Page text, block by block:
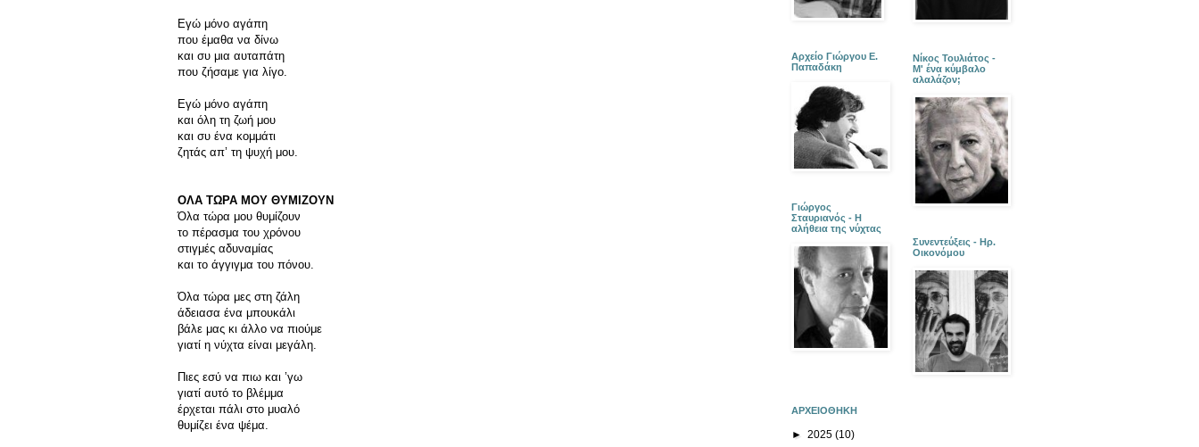
Εγώ μόνο αγάπη
που έμαθα να δίνω
και συ μια αυταπάτη
που ζήσαμε για λίγο.
Εγώ μόνο αγάπη
και όλη τη ζωή μου
και συ ένα κομμάτι
ζητάς απ’ τη ψυχή μου.
ΟΛΑ ΤΩΡΑ ΜΟΥ ΘΥΜΙΖΟΥΝ
Όλα τώρα μου θυμίζουν
το πέρασμα του χρόνου
στιγμές αδυναμίας
και το άγγιγμα του πόνου.
Όλα τώρα μες στη ζάλη
άδειασα ένα μπουκάλι
βάλε μας κι άλλο να πιούμε
γιατί η νύχτα είναι μεγάλη.
Πιες εσύ να πιω και ’γω
γιατί αυτό το βλέμμα
έρχεται πάλι στο μυαλό
θυμίζει ένα ψέμα.
Αρχείο Γιώργου Ε.
Παπαδάκη
Γιώργος
Σταυριανός - Η
αλήθεια της νύχτας
Νίκος Τουλιάτος -
Μ' ένα κύμβαλο
αλαλάζον;
Συνεντεύξεις - Ηρ.
Οικονόμου
ΑΡΧΕΙΟΘΗΚΗ
► 2025 (10)